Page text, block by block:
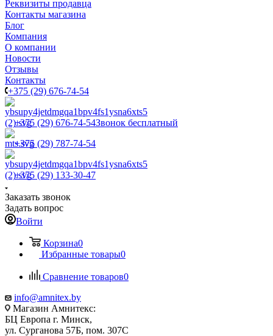
Реквизиты продавца
Контакты магазина
Блог
Компания
О компании
Новости
Отзывы
Контакты
+375 (29) 676-74-54
+375 (29) 676-74-54Звонок бесплатный
+375 (29) 787-74-54
+375 (29) 133-30-47
Заказать звонок
Задать вопрос
Войти
Корзина0
Избранные товары0
Сравнение товаров0
info@amnitex.by
Магазин Амнитекс:
БЦ Европа г. Минск,
ул. Сурганова 57Б, пом. 307С